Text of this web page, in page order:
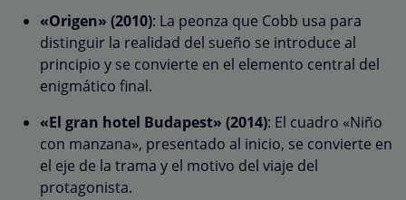
«Origen» (2010): La peonza que Cobb usa para
distinguir la realidad del sueño se introduce al
principio y se convierte en el elemento central del
enigmático final.
«El gran hotel Budapest» (2014): El cuadro «Niño
con manzana», presentado al inicio, se convierte en
el eje de la trama y el motivo del viaje del
protagonista.